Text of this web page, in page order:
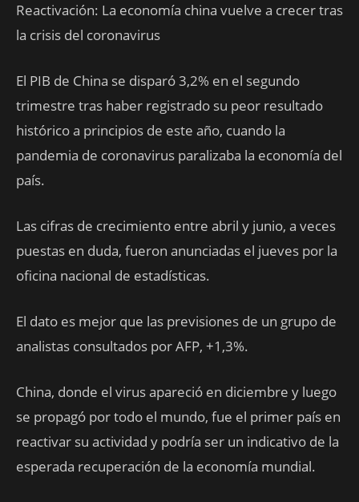
Reactivación: La economía china vuelve a crecer tras
la crisis del coronavirus
El PIB de China se disparó 3,2% en el segundo
trimestre tras haber registrado su peor resultado
histórico a principios de este año, cuando la
pandemia de coronavirus paralizaba la economía del
país.
Las cifras de crecimiento entre abril y junio, a veces
puestas en duda, fueron anunciadas el jueves por la
oficina nacional de estadísticas.
El dato es mejor que las previsiones de un grupo de
analistas consultados por AFP, +1,3%.
China, donde el virus apareció en diciembre y luego
se propagó por todo el mundo, fue el primer país en
reactivar su actividad y podría ser un indicativo de la
esperada recuperación de la economía mundial.